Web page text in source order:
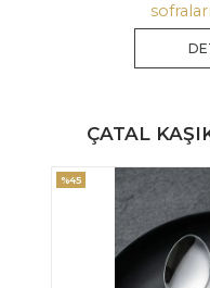
ÇATAL
%30